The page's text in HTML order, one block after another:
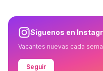
Síguenos en
Vacantes nuevas cada
Seguir